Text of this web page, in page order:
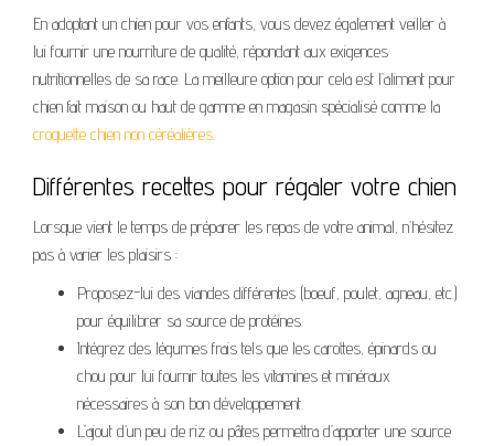
En adoptant un chien pour vos enfants, vous devez également veiller à
lui fournir une nourriture de qualité, répondant aux exigences
nutritionnelles de sa race. La meilleure option pour cela est l’aliment pour
chien fait maison ou haut de gamme en magasin spécialisé comme la
croquette chien non céréalières.
Différentes recettes pour régaler votre chien
Lorsque vient le temps de préparer les repas de votre animal, n’hésitez
pas à varier les plaisirs :
Proposez-lui des viandes différentes (boeuf, poulet, agneau, etc.)
pour équilibrer sa source de protéines.
Intégrez des légumes frais tels que les carottes, épinards ou
chou pour lui fournir toutes les vitamines et minéraux
nécessaires à son bon développement.
L’ajout d’un peu de riz ou pâtes permettra d’apporter une source